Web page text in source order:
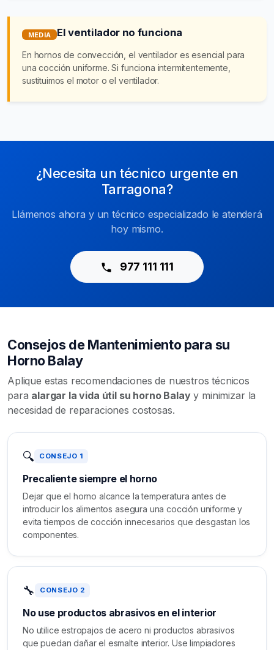
MEDIA El ventilador no funciona
En hornos de convección, el ventilador es esencial para
una cocción uniforme. Si funciona intermitentemente,
sustituimos el motor o el ventilador.
¿Necesita un técnico urgente en
Tarragona?
Llámenos ahora y un técnico especializado le atenderá
hoy mismo.
977 111 111
Consejos de Mantenimiento para su
Horno Balay
Aplique estas recomendaciones de nuestros técnicos
para alargar la vida útil su horno Balayy minimizar la
necesidad de reparaciones costosas.
🔍 CONSEJO 1
Precaliente siempre el horno
Dejar que el horno alcance la temperatura antes de
introducir los alimentos asegura una cocción uniforme y
evita tiempos de cocción innecesarios que desgastan los
componentes.
🔧 CONSEJO 2
No use productos abrasivos en el interior
No utilice estropajos de acero ni productos abrasivos
que puedan dañar el esmalte interior. Use limpiadores